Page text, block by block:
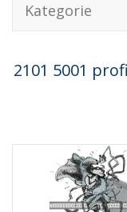
Kategorie
2101 5001